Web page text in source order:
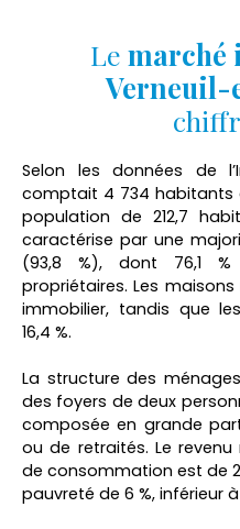
201 € de frais d'état
merci de constituer
sur fleurines@cisa60.
coordonnées et
demande une assurance
Le marché
Verneuil-
Selon les données de
comptait 4 734 habitants
population de 212,7
caractérise par une
(93,8 %), dont 76,1
propriétaires. Les
immobilier, tandis que
16,4 %.
La structure des
des foyers de deux
composée en grande
ou de retraités. Le
de consommation est de
pauvreté de 6 %, inférieur